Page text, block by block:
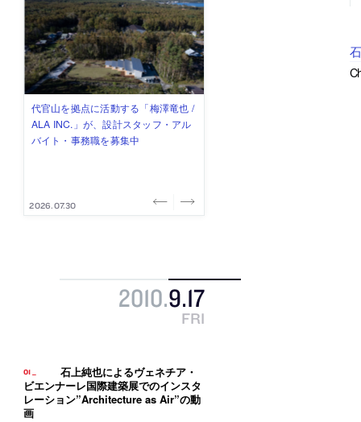
古民家を軸に全国で“価値循環の仕組
み”を作り、リモートワーク主体の働
き方を実践する「株式会社つぎと」
2026.08.03
リノベる株式会社が、設計パートナ
ー (業務委託) を募集中
2026.08.03
社会への影響力のある建築を手掛
け、スタッフ同士で助け合う環境づ
くりも行う「E.A.S.T.architects」
2026.07.31
代官山を拠点に活動する「梅澤竜也 /
ALA INC.」が、設計スタッフ・アル
バイト・事務職を募集中
2026.07.30
住宅や共同住宅などを手掛け、“合理
的でシンプルなデザイン”を志向する
「PANDA：山本浩三建築設計事務
2026.07.29
2010.9.17
FRI
石上純也によるヴェネチア・
ビエンナーレ国際建築展でのインスタ
レーション”Architecture as Air”の動
画